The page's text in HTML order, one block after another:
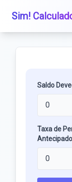
Sim!
Saldo
Taxa de